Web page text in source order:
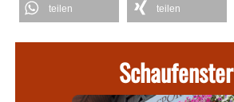
teilen teilen
Schaufenster